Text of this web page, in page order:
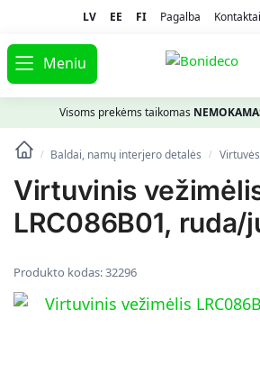
LV EE FI Pagalba Kontaktai
Meniu
Visoms prekėms taikomas
/ Baldai, namų interjero detalės /
Virtuvinis
LRC086B01, ruda/
Produkto kodas:32296